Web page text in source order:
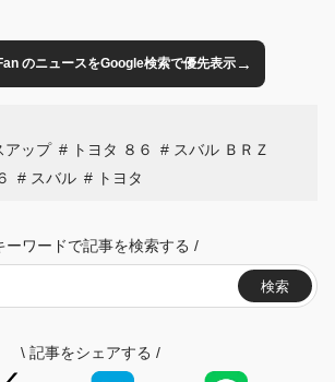
のニュースをGoogle検索で優先表示→
アップ
トヨタ ８６
スバル ＢＲＺ
スバル トヨタ
ーワードで記事を検索する /
検索
\ 記事をシェアする /